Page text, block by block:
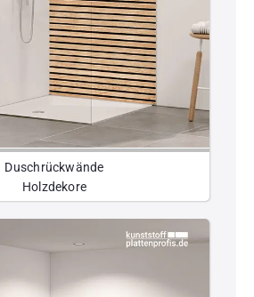
Duschrückwände
Holzdekore